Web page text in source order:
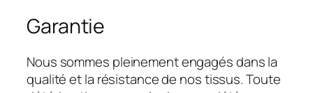
Garantie
Nous sommes pleinement engagés dans la
qualité et la résistance de nos tissus. Toute